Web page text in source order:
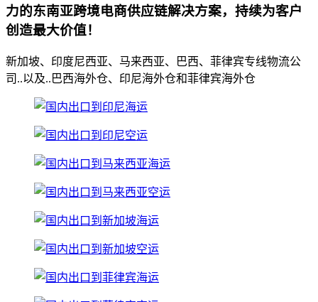
力的东南亚跨境电商供应链解决方案，持续为客户
创造最大价值！
新加坡、印度尼西亚、马来西亚、巴西、菲律宾专线物流公
司..以及..巴西海外仓、印尼海外仓和菲律宾海外仓